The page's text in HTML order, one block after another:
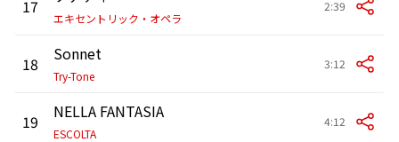
17
エキセントリック・オペラ
2:39
18 Sonnet
Try-Tone
3:12
19 NELLA FANTASIA
ESCOLTA
4:12